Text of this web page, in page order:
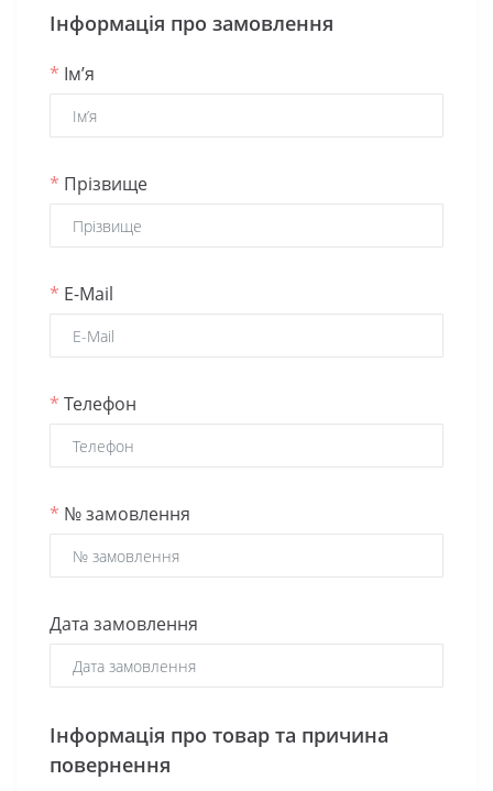
Інформація про замовлення
* Ім’я
* Прізвище
* E-Mail
* Телефон
* № замовлення
Дата замовлення
Інформація про товар та причина
повернення